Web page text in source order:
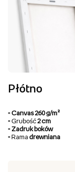
Płótno
▫️ Canvas 260 g/m²
▫️ Grubość 2 cm
▫️ Zadruk boków
▫️ Rama drewniana